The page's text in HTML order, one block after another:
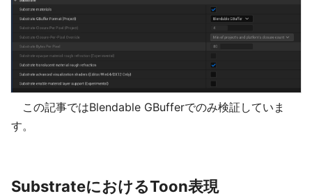
この記事ではBlendable GBufferでのみ検証していま
す。
SubstrateにおけるToon表現